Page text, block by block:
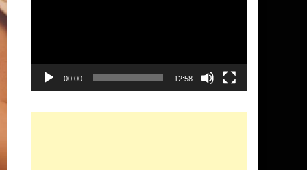
00:00 12:58